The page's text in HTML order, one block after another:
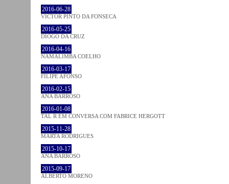
2016-06-28
VICTOR PINTO DA FONSECA
2016-05-25
DIOGO DA CRUZ
2016-04-16
NAMALIMBA COELHO
2016-03-17
FILIPE AFONSO
2016-02-15
ANA BARROSO
2016-01-08
TAL R EM CONVERSA COM FABRICE HERGOTT
2015-11-28
MARTA RODRIGUES
2015-10-17
ANA BARROSO
2015-09-17
ALBERTO MORENO